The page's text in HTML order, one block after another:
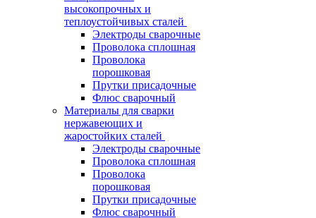
высокопрочных и
теплоустойчивых сталей
Электроды сварочные
Проволока сплошная
Проволока
порошковая
Прутки присадочные
Флюс сварочный
Материалы для сварки
нержавеющих и
жаростойких сталей
Электроды сварочные
Проволока сплошная
Проволока
порошковая
Прутки присадочные
Флюс сварочный